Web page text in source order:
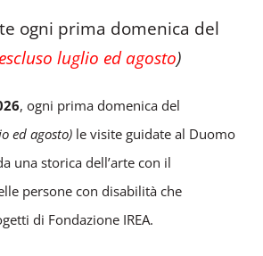
ogni prima domenica del
luglio ed agosto)
, ogni prima domenica del
ed agosto) le visite guidate al Duomo
una storica dell’arte con il
persone con disabilità che
di Fondazione IREA.